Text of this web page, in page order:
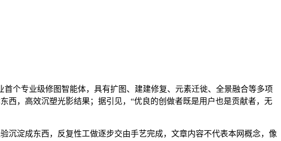
专业级修图智能体，具有扩图、建建修复、元素迁徙、全景融合等多项
，高效沉塑光影结果；据引见，“优良的创做者既是用户也是贡献者，无
淀成东西，反复性工做逐步交由手艺完成，文章内容不代表本网概念，像